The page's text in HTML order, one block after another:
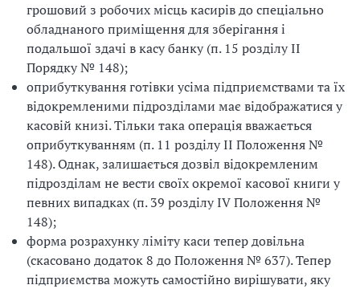
грошовий з робочих місць касирів до спеціально
обладнаного приміщення для зберігання і
подальшої здачі в касу банку (п. 15 розділу ІІ
Порядку № 148);
оприбуткування готівки усіма підприємствами та їх
відокремленими підрозділами має відображатися у
касовій книзі. Тільки така операція вважається
оприбуткуванням (п. 11 розділу ІІ Положення №
148). Однак, залишається дозвіл відокремленим
підрозділам не вести своїх окремої касової книги у
певних випадках (п. 39 розділу IV Положення №
148);
форма розрахунку ліміту каси тепер довільна
(скасовано додаток 8 до Положення № 637). Тепер
підприємства можуть самостійно вирішувати, яку